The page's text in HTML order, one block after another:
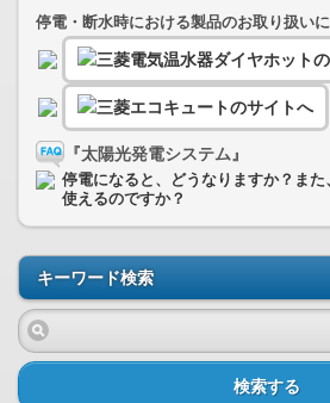
停電・断水時における製品のお取り扱い
『太陽光発電システム』
停電になると、どうなりますか？ま
使えるのですか？
キーワード検索
検索する